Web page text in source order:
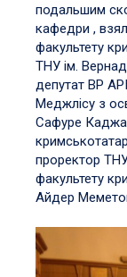
подальшим
кафедри ,
факультету
ТНУ ім.
депутат ВР
Меджлісу з
Сафуре
проректор
факультету
Айдер